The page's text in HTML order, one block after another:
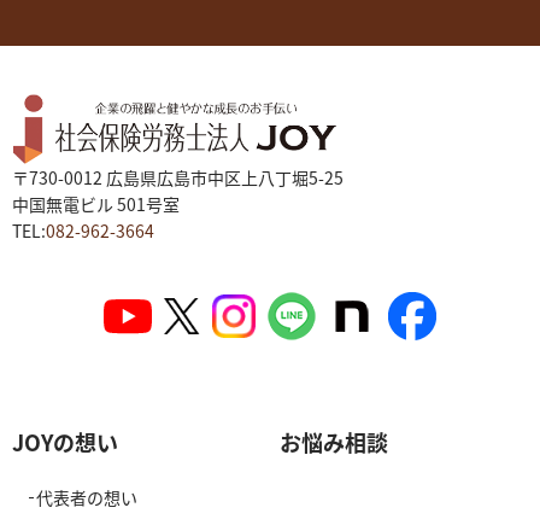
〒730-0012 広島県広島市中区上八丁堀5-25
中国無電ビル 501号室
TEL:082-962-3664
JOYの想い
代表者の想い
お悩み相談